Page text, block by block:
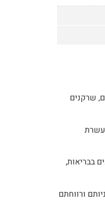
שרקנים
בבריאות,
ורווחתם